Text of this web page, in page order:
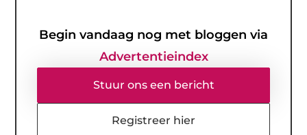
Begin vandaag nog met bloggen via
Advertentieindex
Stuur ons een bericht
Registreer hier